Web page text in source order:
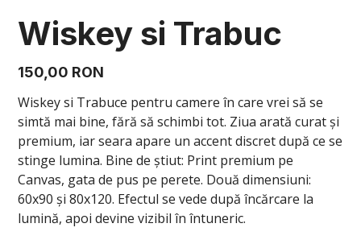
Wiskey si Trabuc
Preț
150,00 RON
Wiskey si Trabuce pentru camere în care vrei să se
simtă mai bine, fără să schimbi tot. Ziua arată curat și
premium, iar seara apare un accent discret după ce se
stinge lumina. Bine de știut: Print premium pe
Canvas, gata de pus pe perete. Două dimensiuni:
60x90 și 80x120. Efectul se vede după încărcare la
lumină, apoi devine vizibil în întuneric.